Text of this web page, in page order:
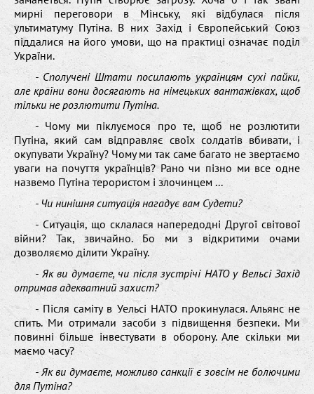
мирні переговори в Мінську, які відбулася після
ультиматуму Путіна. В них Захід і Європейський Союз
піддалися на його умови, що на практиці означає поділ
України.
- Сполучені Штати посилають українцям сухі пайки,
але країни вони досягають на німецьких вантажівках, щоб
тільки не розлютити Путіна.
- Чому ми піклуємося про те, щоб не розлютити
Путіна, який сам відправляє своїх солдатів вбивати, і
окупувати Україну? Чому ми так саме багато не звертаємо
уваги на почуття українців? Рано чи пізно ми все одне
назвемо Путіна терористом і злочинцем ...
- Чи нинішня ситуація нагадує вам Судети?
- Ситуація, що склалася напередодні Другої світової
війни? Так, звичайно. Бо ми з відкритими очами
дозволяємо ділити Україну.
- Як ви думаєте, чи після зустрічі НАТО у Вельсі Захід
отримав адекватний захист?
- Після саміту в Уельсі НАТО прокинулася. Альянс не
спить. Ми отримали засоби з підвищення безпеки. Ми
повинні більше інвестувати в оборону. Але скільки ми
маємо часу?
- Як ви думаєте, можливо санкції є зовсім не болючими
для Путіна?